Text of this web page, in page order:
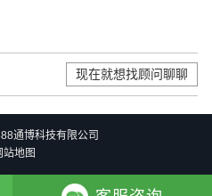
现在就想找顾问聊聊
通博科技有限公司
站地图